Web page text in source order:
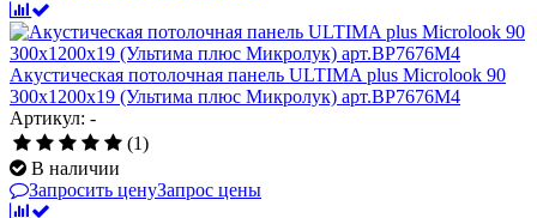
Акустическая потолочная панель ULTIMA plus Microlook 90
300x1200x19 (Ультима плюс Микролук) арт.BP7676M4
Артикул: -
(1)
В наличии
Запросить ценуЗапрос цены